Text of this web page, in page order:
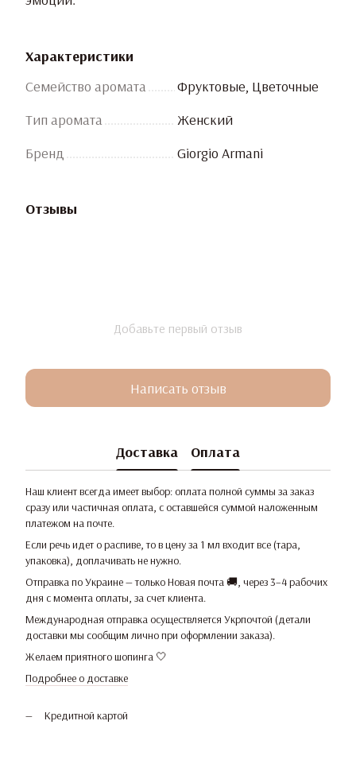
Характеристики
Семейство аромата
Фруктовые, Цветочные
Тип аромата
Женский
Бренд
Giorgio Armani
Отзывы
Добавьте первый отзыв
Написать отзыв
Доставка Оплата
Наш клиент всегда имеет выбор: оплата полной суммы за заказ
сразу или частичная оплата, с оставшейся суммой наложенным
платежом на почте.
Если речь идет о распиве, то в цену за 1 мл входит все (тара,
упаковка), доплачивать не нужно.
Отправка по Украине — только Новая почта 🚚, через 3–4 рабочих
дня с момента оплаты, за счет клиента.
Международная отправка осуществляется Укрпочтой (детали
доставки мы сообщим лично при оформлении заказа).
Желаем приятного шопинга 🤍
Подробнее о доставке
Кредитной картой